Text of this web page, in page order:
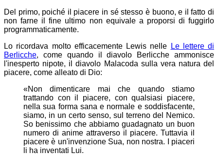
Del primo, poiché il piacere in sé stesso è buono, e il fatto di
non farne il fine ultimo non equivale a proporsi di fuggirlo
programmaticamente.
Lo ricordava molto efficacemente Lewis nelle
Le lettere di
Berlicche, come quando il diavolo Berlicche ammonisce
l'inesperto nipote, il diavolo Malacoda sulla vera natura del
piacere, come alleato di Dio:
«Non dimenticare mai che quando stiamo
trattando con il piacere, con qualsiasi piacere,
nella sua forma sana e normale e soddisfacente,
siamo, in un certo senso, sul terreno del Nemico.
So benissimo che abbiamo guadagnato un buon
numero di anime attraverso il piacere. Tuttavia il
piacere è un'invenzione Sua, non nostra. I piaceri
li ha inventati Lui.